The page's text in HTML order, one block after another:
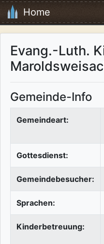
Home
Evang.-Luth.
Gemeinde-Info
Gemeindeart:
Gottesdienst:
Gemeindebesucher:
Sprachen:
Kinderbetreuung: